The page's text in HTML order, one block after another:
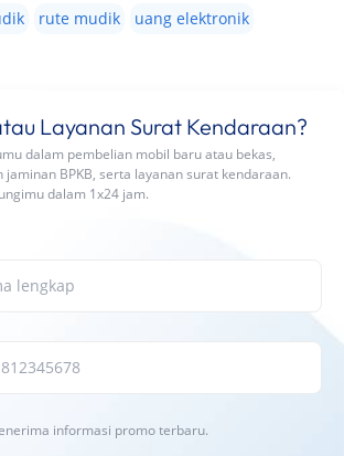
rute mudik uang elektronik
Layanan Surat Kendaraan?
dalam pembelian mobil baru atau bekas,
BPKB, serta layanan surat kendaraan.
dalam 1x24 jam.
informasi promo terbaru.